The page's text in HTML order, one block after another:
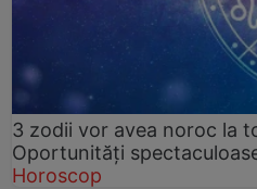
3 zodii vor avea noroc la
Oportunități
Horoscop